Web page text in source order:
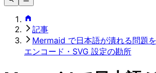
記事
Mermaid で日本語が潰れる問題
エンコード・SVG 設定の勘所